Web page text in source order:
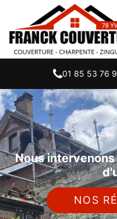
01 85 53 76
Nous
NOS